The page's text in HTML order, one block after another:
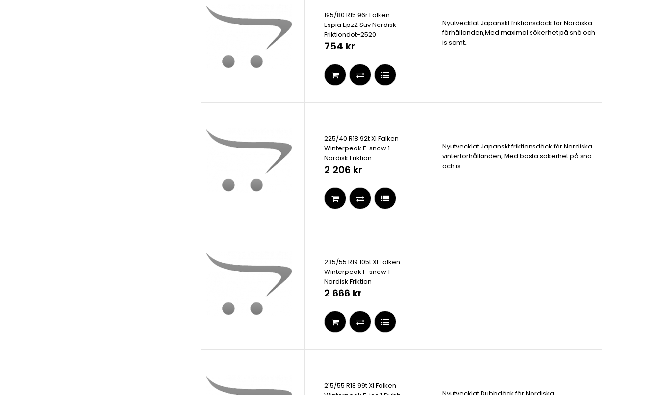
195/80 R15 96r Falken
Espia Epz2 Suv Nordisk
Friktiondot-2520
754 kr
Nyutvecklat Japanskt friktionsdäck för Nordiska
förhållanden,Med maximal sökerhet på snö och
is samt..
225/40 R18 92t Xl Falken
Winterpeak F-snow 1
Nordisk Friktion
2 206 kr
Nyutvecklat Japanskt friktionsdäck för Nordiska
vinterförhållanden, Med bästa sökerhet på snö
och is..
235/55 R19 105t Xl Falken
Winterpeak F-snow 1
Nordisk Friktion
2 666 kr
..
215/55 R18 99t Xl Falken
Nyutvecklat Dubbdäck för Nordiska